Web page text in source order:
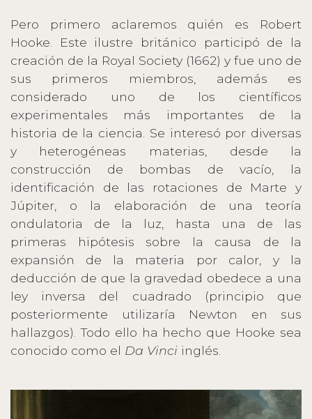
Pero primero aclaremos quién es Robert
Hooke. Este ilustre británico participó de la
creación de la Royal Society (1662) y fue uno de
sus primeros miembros, además es
considerado uno de los científicos
experimentales más importantes de la
historia de la ciencia. Se interesó por diversas
y heterogéneas materias, desde la
construcción de bombas de vacío, la
identificación de las rotaciones de Marte y
Júpiter, o la elaboración de una teoría
ondulatoria de la luz, hasta una de las
primeras hipótesis sobre la causa de la
expansión de la materia por calor, y la
deducción de que la gravedad obedece a una
ley inversa del cuadrado (principio que
posteriormente utilizaría Newton en sus
hallazgos). Todo ello ha hecho que Hooke sea
conocido como el Da Vinci inglés.